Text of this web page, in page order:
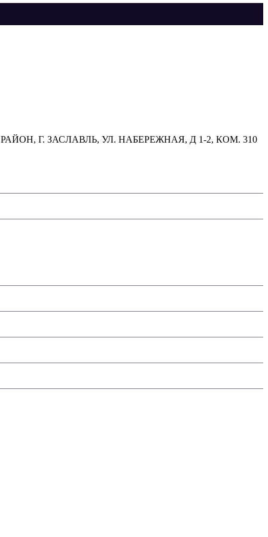
Г. ЗАСЛАВЛЬ, УЛ. НАБЕРЕЖНАЯ, Д 1-2, КОМ. 310